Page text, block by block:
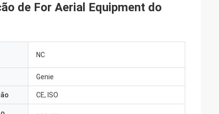
de For Aerial Equipment do
NC
Genie
CE, ISO